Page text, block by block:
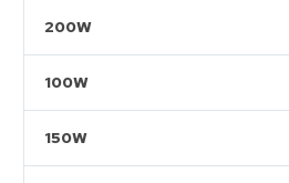
200W
100W
150W